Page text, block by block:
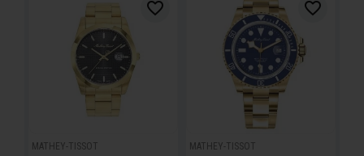
MATHEY-TISSOT
favorite_border
MATHEY-TISSOT
favorite_border